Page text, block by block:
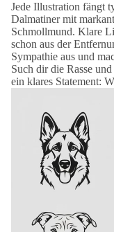
Jede Illustration fängt
Dalmatiner mit
Schmollmund. Klare
schon aus der
Sympathie aus und
Such dir die Rasse
ein klares Statement: